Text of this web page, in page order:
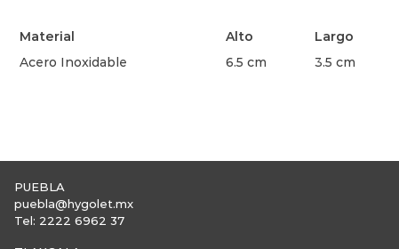
Material Alto
Largo
Acero Inoxidable 6.5 cm 3.5 cm
PUEBLA
puebla@hygolet.mx
Tel: 2222 6962 37